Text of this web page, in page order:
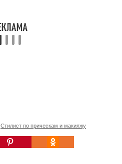
Стилист по прическам и макияжу